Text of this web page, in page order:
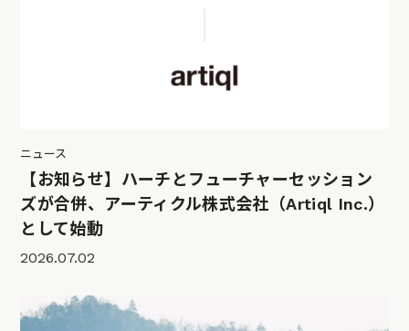
ニュース
【お知らせ】ハーチとフューチャーセッション
ズが合併、アーティクル株式会社（Artiql Inc.）
として始動
2026.07.02